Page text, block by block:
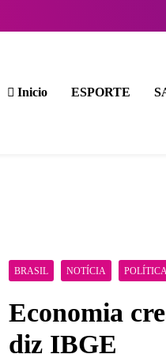
Inicio ESPORTE
BRASIL NOTÍCIA POLÍTICA
Economia
diz IBGE